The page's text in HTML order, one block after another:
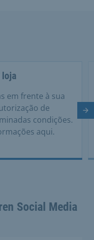
loja
em frente à sua
de
condições.
aqui.
Social Media